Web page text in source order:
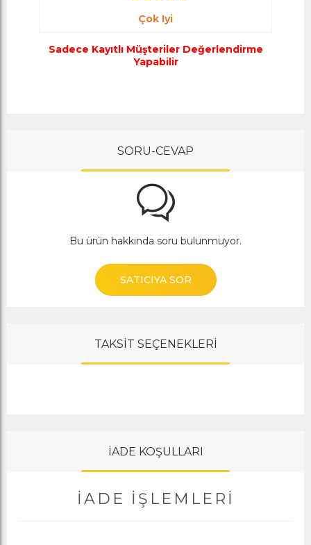
Çok Iyi
Sadece Kayıtlı Müşteriler Değerlendirme
Yapabilir
SORU-CEVAP
Bu ürün hakkında soru bulunmuyor.
SATICIYA SOR
TAKSİT SEÇENEKLERİ
İADE KOŞULLARI
İADE İŞLEMLERI